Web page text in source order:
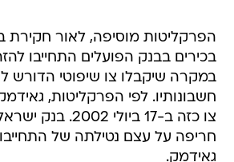
הפרקליטות מוסיפה, לאור חקירת
בכירים בבנק הפועלים התחייבו
במקרה שיקבלו צו שיפוטי הדורש
חשבונותיו. לפי הפרקליטות,
צו כזה ב-17 ביולי
חריפה על עצם נטילתה של
גאידמק.